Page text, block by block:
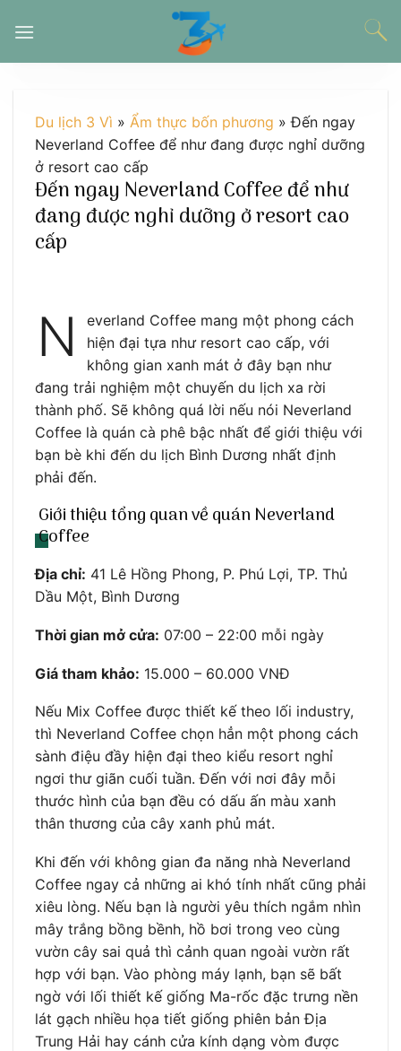
đến
Du lịch 3 Vì » Ẩm thực bốn phương »Đến ngay
Neverland Coffee để như đang được nghỉ dưỡng
ở resort cao cấp
Đến ngay Neverland Coffee để như
đang được nghỉ dưỡng ở resort cao
cấp
N
everland Coffee mang một phong cách
hiện đại tựa như resort cao cấp, với
không gian xanh mát ở đây bạn như
đang trải nghiệm một chuyến du lịch xa rời
thành phố. Sẽ không quá lời nếu nói Neverland
Coffee là quán cà phê bậc nhất để giới thiệu với
bạn bè khi đến du lịch Bình Dương nhất định
phải đến.
Giới thiệu tổng quan về quán Neverland
Coffee
Địa chỉ: 41 Lê Hồng Phong, P. Phú Lợi, TP. Thủ
Dầu Một, Bình Dương
Thời gian mở cửa: 07:00 – 22:00 mỗi ngày
Giá tham khảo: 15.000 – 60.000 VNĐ
Nếu Mix Coffee được thiết kế theo lối industry,
thì Neverland Coffee chọn hẳn một phong cách
sành điệu đầy hiện đại theo kiểu resort nghỉ
ngơi thư giãn cuối tuần. Đến với nơi đây mỗi
thước hình của bạn đều có dấu ấn màu xanh
thân thương của cây xanh phủ mát.
Khi đến với không gian đa năng nhà Neverland
Coffee ngay cả những ai khó tính nhất cũng phải
xiêu lòng. Nếu bạn là người yêu thích ngắm nhìn
mây trắng bồng bềnh, hồ bơi trong veo cùng
vườn cây sai quả thì cảnh quan ngoài vườn rất
hợp với bạn. Vào phòng máy lạnh, bạn sẽ bất
ngờ với lối thiết kế giống Ma-rốc đặc trưng nền
lát gạch nhiều họa tiết giống phiên bản Địa
Trung Hải hay cánh cửa kính dạng vòm được